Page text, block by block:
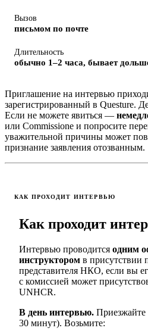
Вызов
письмом по почте
Длительность
обычно 1–2 часа, бывает
Приглашение на интервью
зарегистрированный в Questure.
Если не можете явиться —
или Commissione и попросите
уважительной причины может
признание заявления отозванным.
КАК ПРОХОДИТ ИНТЕРВЬЮ
Как проходит
Интервью проводится одним
инструктором в присутствии
представителя НКО, если вы
с комиссией может
UNHCR.
В день интервью. Приезжайте
30 минут). Возьмите: